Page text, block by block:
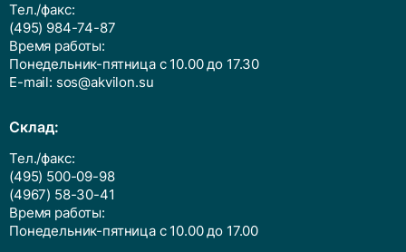
Тел./факс:
(495) 984-74-87
Время работы:
Понедельник-пятница с 10.00 до 17.30
E-mail: sos@akvilon.su
Cклад:
Тел./факс:
(495) 500-09-98
(4967) 58-30-41
Время работы:
Понедельник-пятница с 10.00 до 17.00